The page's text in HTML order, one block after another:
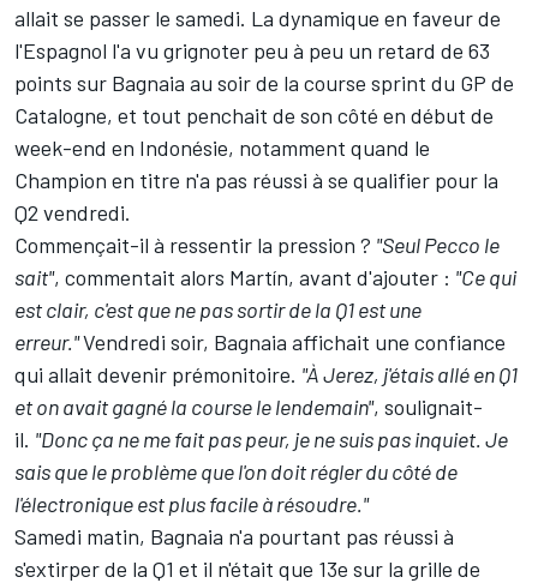
allait se passer le samedi. La dynamique en faveur de
l'Espagnol l'a vu grignoter peu à peu un retard de 63
points sur Bagnaia au soir de la course sprint du GP de
Catalogne, et tout penchait de son côté en début de
week-end en Indonésie, notamment quand le
Champion en titre n'a pas réussi à se qualifier pour la
Q2 vendredi.
Commençait-il à ressentir la pression ? "Seul Pecco le
sait", commentait alors Martín, avant d'ajouter : "Ce qui
est clair, c'est que ne pas sortir de la Q1 est une
erreur."Vendredi soir, Bagnaia affichait une confiance
qui allait devenir prémonitoire. "À Jerez, j'étais allé en Q1
et on avait gagné la course le lendemain", soulignait-
il. "Donc ça ne me fait pas peur, je ne suis pas inquiet. Je
sais que le problème que l'on doit régler du côté de
l'électronique est plus facile à résoudre."
Samedi matin, Bagnaia n'a pourtant pas réussi à
s'extirper de la Q1 et il n'était que 13e sur la grille de